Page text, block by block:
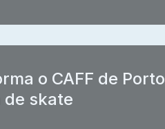
o CAFF de Porto
de skate